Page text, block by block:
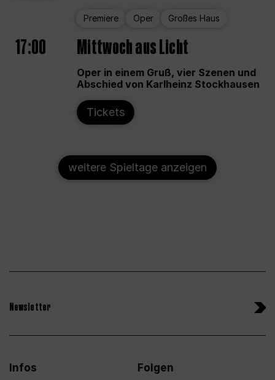
Premiere Oper Großes Haus
17:00 Mittwoch aus Licht
Oper in einem Gruß, vier Szenen und
Abschied von Karlheinz Stockhausen
Tickets
weitere Spieltage anzeigen
Newsletter
Infos
Folgen